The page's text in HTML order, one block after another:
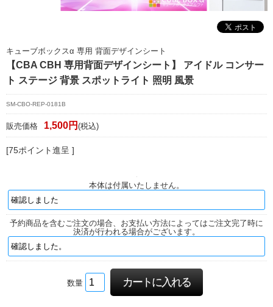
キューブボックスα 専用 背面デザインシート
【CBA CBH 専用背面デザインシート】 アイドル コンサー
ト ステージ 背景 スポットライト 照明 風景
SM-CBO-REP-0181B
販売価格 1,500円 (税込)
[75ポイント進呈 ]
本体は付属いたしません。
予約商品を含むご注文の場合、お支払い方法によってはご注文完了時に
決済が行われる場合がございます。
数量